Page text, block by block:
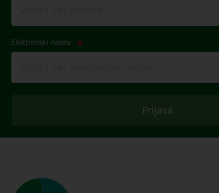
Elektronski naslov
Prijava